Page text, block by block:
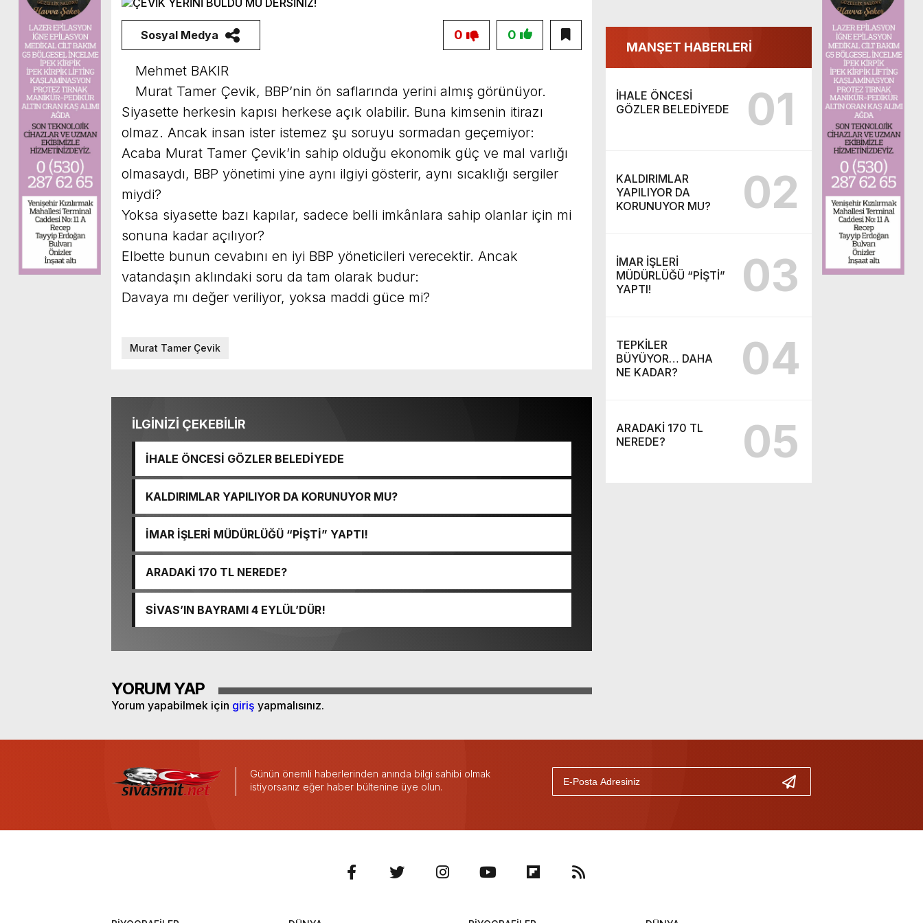
MANŞET HABERLERİ
İHALE ÖNCESİ
GÖZLER BELEDİYEDE
01
KALDIRIMLAR
YAPILIYOR DA
KORUNUYOR MU?
02
İMAR İŞLERİ
MÜDÜRLÜĞÜ “PİŞTİ”
YAPTI!
03
TEPKİLER
BÜYÜYOR… DAHA
NE KADAR?
04
ARADAKİ 170 TL
NEREDE?
05
Sosyal Medya 0
0
Mehmet BAKIR
Murat Tamer Çevik, BBP’nin ön saflarında yerini almış görünüyor.
Siyasette herkesin kapısı herkese açık olabilir. Buna kimsenin itirazı
olmaz. Ancak insan ister istemez şu soruyu sormadan geçemiyor:
Acaba Murat Tamer Çevik’in sahip olduğu ekonomik güç ve mal varlığı
olmasaydı, BBP yönetimi yine aynı ilgiyi gösterir, aynı sıcaklığı sergiler
miydi?
Yoksa siyasette bazı kapılar, sadece belli imkânlara sahip olanlar için mi
sonuna kadar açılıyor?
Elbette bunun cevabını en iyi BBP yöneticileri verecektir. Ancak
vatandaşın aklındaki soru da tam olarak budur:
Davaya mı değer veriliyor, yoksa maddi güce mi?
Murat Tamer Çevik
İLGİNİZİ ÇEKEBİLİR
İHALE ÖNCESİ GÖZLER BELEDİYEDE
KALDIRIMLAR YAPILIYOR DA KORUNUYOR MU?
İMAR İŞLERİ MÜDÜRLÜĞÜ “PİŞTİ” YAPTI!
ARADAKİ 170 TL NEREDE?
SİVAS’IN BAYRAMI 4 EYLÜL’DÜR!
YORUM YAP
Yorum yapabilmek için giriş yapmalısınız.
Günün önemli haberlerinden anında bilgi sahibi olmak
istiyorsanız eğer haber bültenine üye olun.